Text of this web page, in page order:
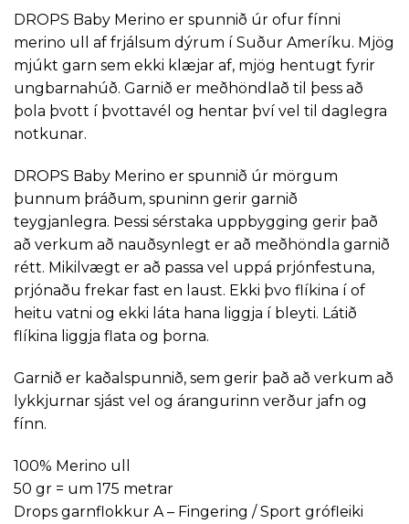
DROPS Baby Merino er spunnið úr ofur fínni
merino ull af frjálsum dýrum í Suður Ameríku. Mjög
mjúkt garn sem ekki klæjar af, mjög hentugt fyrir
ungbarnahúð. Garnið er meðhöndlað til þess að
þola þvott í þvottavél og hentar því vel til daglegra
notkunar.
DROPS Baby Merino er spunnið úr mörgum
þunnum þráðum, spuninn gerir garnið
teygjanlegra. Þessi sérstaka uppbygging gerir það
að verkum að nauðsynlegt er að meðhöndla garnið
rétt. Mikilvægt er að passa vel uppá prjónfestuna,
prjónaðu frekar fast en laust. Ekki þvo flíkina í of
heitu vatni og ekki láta hana liggja í bleyti. Látið
flíkina liggja flata og þorna.
Garnið er kaðalspunnið, sem gerir það að verkum að
lykkjurnar sjást vel og árangurinn verður jafn og
fínn.
100% Merino ull
50 gr = um 175 metrar
Drops garnflokkur A – Fingering / Sport grófleiki